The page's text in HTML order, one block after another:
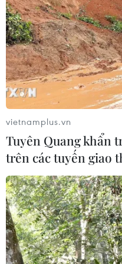
Giá dầu thị trường
nhất trong 3 tháng
13/12/2019 13:17
vietnamplus.vn
Tuyên Quang khẩn
trên các tuyến giao